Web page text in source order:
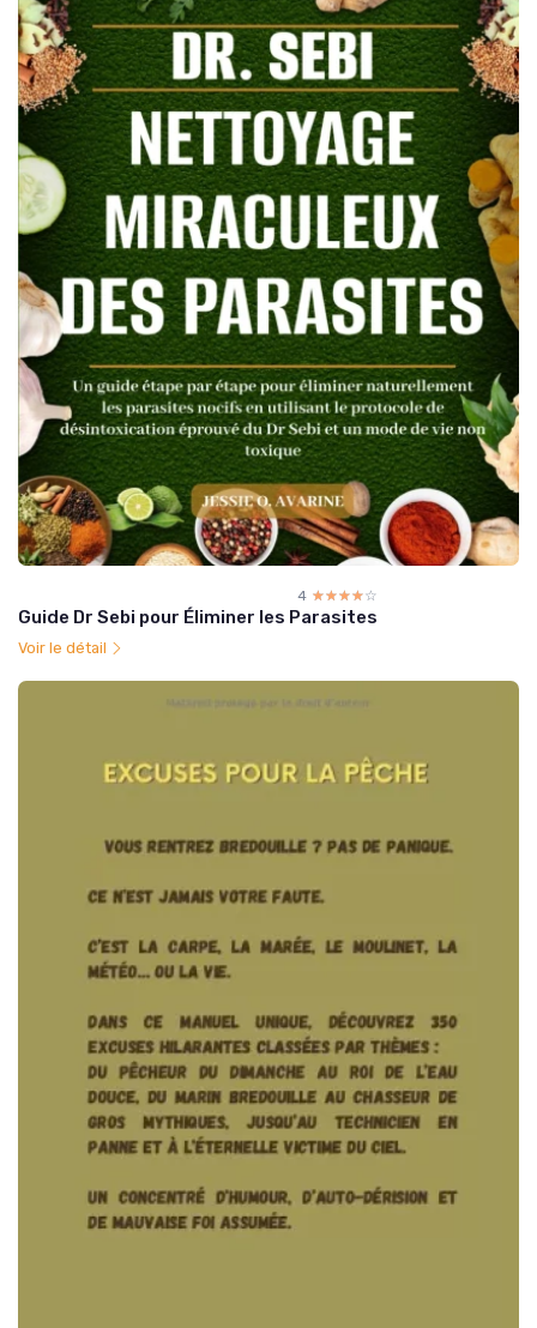
4 ☆☆☆☆☆
★★★★★
Guide Dr Sebi pour Éliminer les Parasites
Voir le détail